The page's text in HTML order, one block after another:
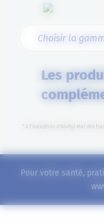
Les
* à l’exception d’Alvityl Mal des
Pour votre santé,